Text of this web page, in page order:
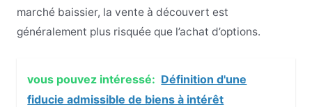
marché baissier, la vente à découvert est
généralement plus risquée que l’achat d’options.
vous pouvez intéressé: Définition d'une
fiducie admissible de biens à intérêt